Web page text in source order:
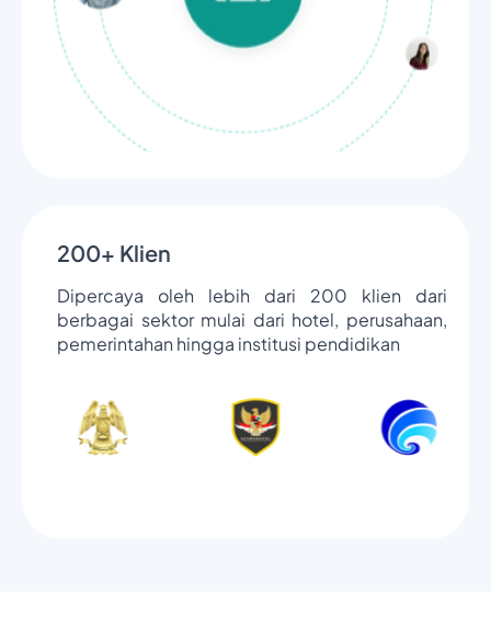
200+ Klien
Dipercaya oleh lebih dari 200 klien dari
berbagai sektor mulai dari hotel, perusahaan,
pemerintahan hingga institusi pendidikan